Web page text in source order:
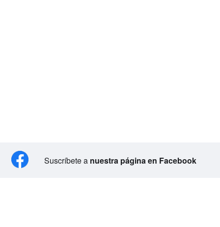
Suscríbete a nuestra página en Facebook